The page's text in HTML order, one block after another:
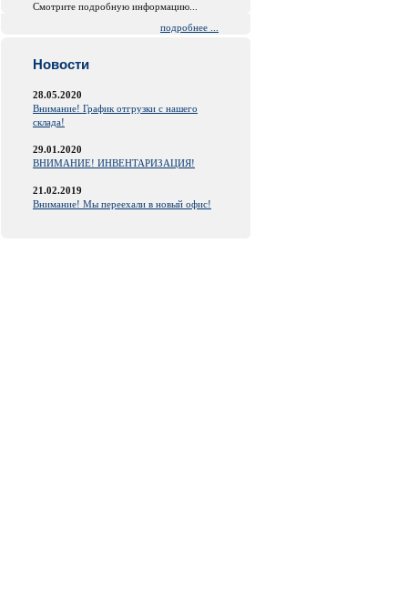
Смотрите подробную информацию...
подробнее ...
Новости
28.05.2020
Внимание! График отгрузки с нашего
склада!
29.01.2020
ВНИМАНИЕ! ИНВЕНТАРИЗАЦИЯ!
21.02.2019
Внимание! Мы переехали в новый офис!